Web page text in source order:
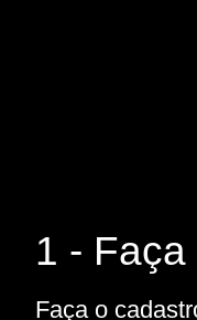
1 -
Faça o